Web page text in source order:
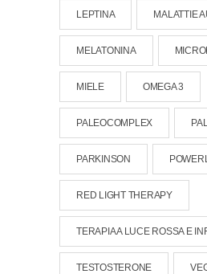
LEPTINA MALATTIE
MELATONINA
MIELE OMEGA 3
PALEOCOMPLEX
PARKINSON
RED LIGHT THERAPY
TERAPIA A LUCE ROSSA E
TESTOSTERONE